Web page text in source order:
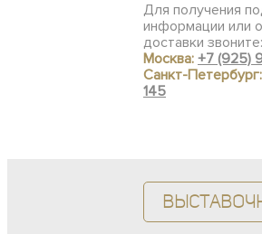
Для получения
информации или
доставки звоните:
Москва: +7 (925)
Санкт-Петербург:
145